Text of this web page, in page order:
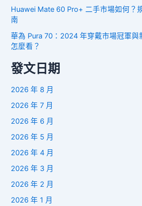
Huawei Mate 60 Pro+ 二手市場如何？
南
華為 Pura 70：2024 年穿戴市場冠軍與
怎麼看？
發文日期
2026 年 8 月
2026 年 7 月
2026 年 6 月
2026 年 5 月
2026 年 4 月
2026 年 3 月
2026 年 2 月
2026 年 1 月